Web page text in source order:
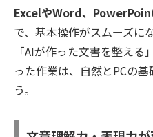
ExcelやWord、
で、基本操作がスムーズに
「AIが作った文書を整え
った作業は、自然とPCの
う。